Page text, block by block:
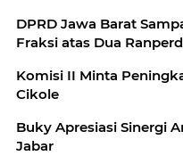
DPRD Jawa Barat
Fraksi atas Dua
Komisi II Minta
Cikole
Buky Apresiasi Sinergi
Jabar